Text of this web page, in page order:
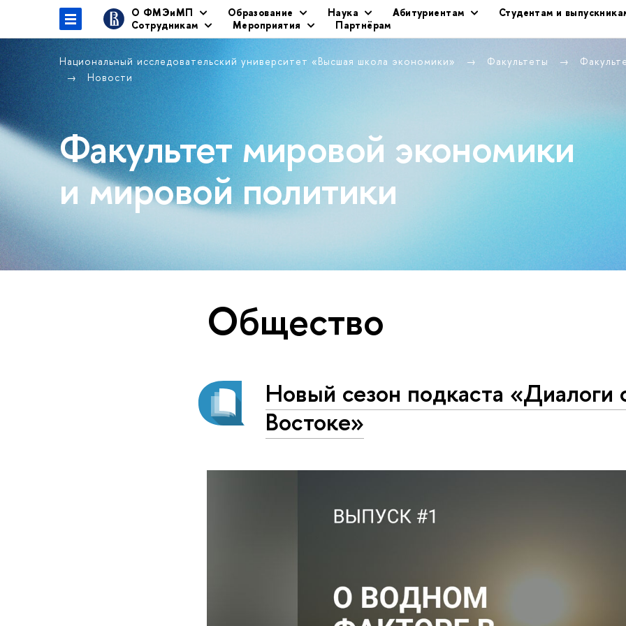
О ФМЭиМП Образование Наука Абитуриентам
Студентам и
Сотрудникам
Мероприятия Партнёрам
Национальный исследовательский университет «Высшая школа экономики» Факультеты
Новости
Факультет мировой экономики
и мировой политики
Общество
Новый сезон подкаста «Диалоги
Востоке»